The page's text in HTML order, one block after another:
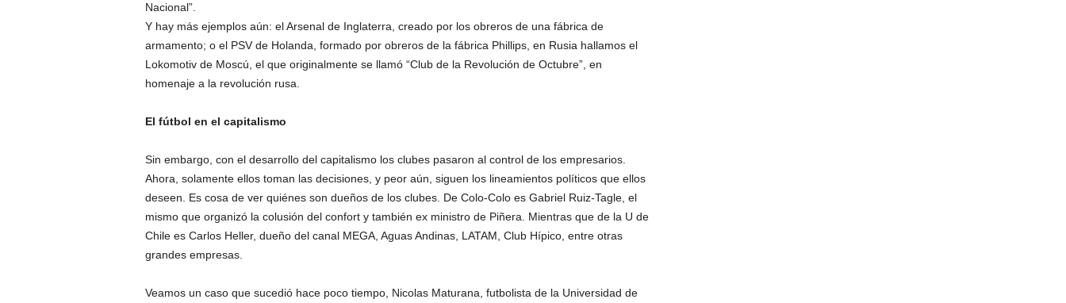
Nacional”.
Y hay más ejemplos aún: el Arsenal de Inglaterra, creado por los obreros de una fábrica de
armamento; o el PSV de Holanda, formado por obreros de la fábrica Phillips, en Rusia hallamos el
Lokomotiv de Moscú, el que originalmente se llamó “Club de la Revolución de Octubre”, en
homenaje a la revolución rusa.
El fútbol en el capitalismo
Sin embargo, con el desarrollo del capitalismo los clubes pasaron al control de los empresarios.
Ahora, solamente ellos toman las decisiones, y peor aún, siguen los lineamientos políticos que ellos
deseen. Es cosa de ver quiénes son dueños de los clubes. De Colo-Colo es Gabriel Ruiz-Tagle, el
mismo que organizó la colusión del confort y también ex ministro de Piñera. Mientras que de la U de
Chile es Carlos Heller, dueño del canal MEGA, Aguas Andinas, LATAM, Club Hípico, entre otras
grandes empresas.
Veamos un caso que sucedió hace poco tiempo, Nicolas Maturana, futbolista de la Universidad de